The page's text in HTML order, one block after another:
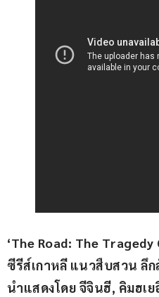
‘The Road: The Tragedy
ซีรีส์เกาหลี แนวสืบสวน ลึก
นำแสดงโดย จีจินฮี, คิมฮเ